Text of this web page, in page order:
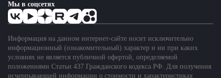
Мы в соцсетях
Информация на данном интернет-сайте носит исключительно
информационный (ознакомительный) характер и ни при каких
условиях не является публичной офертой, определяемой
положениями Статьи 437 Гражданского кодекса РФ. Для получения
исчерпывающей информации о стоимости и характеристиках